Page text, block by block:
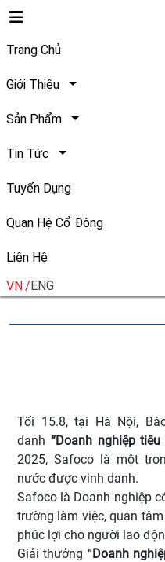
Trang Chủ
Giới Thiệu
Sản Phẩm
Tin Tức
Tuyển Dụng
Quan Hệ Cổ Đông
Liên Hệ
VN ENG
Safoco
"Doanh
Người lao
Tối 15.8, tại Hà Nội,
danh “Doanh nghiệp
2025, Safoco là một
nước được vinh danh.
Safoco là Doanh nghiệp
trường làm việc, quan
phúc lợi cho người lao
Giải thưởng “Doanh